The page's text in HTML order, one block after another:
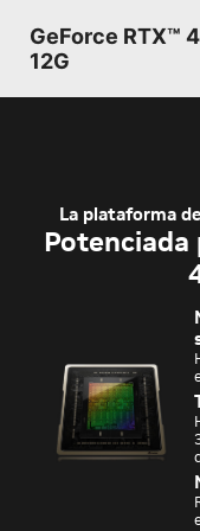
GeForce RTX™
12G
La plataforma
Potenciada